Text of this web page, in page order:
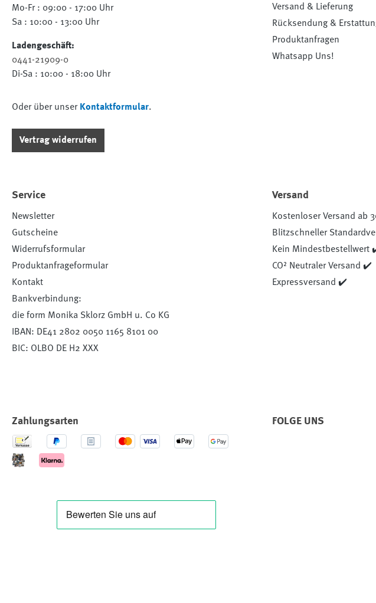
Mo-Fr : 09:00 - 17:00 Uhr
Sa : 10:00 - 13:00 Uhr
Ladengeschäft:
0441-21909-0
Di-Sa : 10:00 - 18:00 Uhr
Oder über unser Kontaktformular.
Vertrag widerrufen
Versand & Lieferung
Rücksendung &
Produktanfragen
Whatsapp Uns!
Service
Newsletter
Gutscheine
Widerrufsformular
Produktanfrageformular
Kontakt
Bankverbindung:
die form Monika Sklorz GmbH u. Co KG
IBAN: DE41 2802 0050 1165 8101 00
BIC: OLBO DE H2 XXX
Versand
Kostenloser Versand ab
Blitzschneller
Kein Mindestbestellwert
CO² Neutraler Versand ✔️
Expressversand ✔️
Zahlungsarten FOLGE UNS